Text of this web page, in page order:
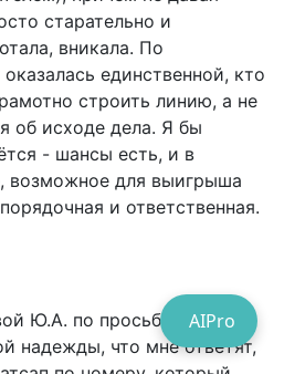
старательно и
вникала. По
единственной, кто
строить линию, а не
об исходе дела. Я бы
- шансы есть, и в
возможное для выигрыша
и ответственная.
Ю.А. по просьбе мужа,
надежды, что мне ответят,
AIPro